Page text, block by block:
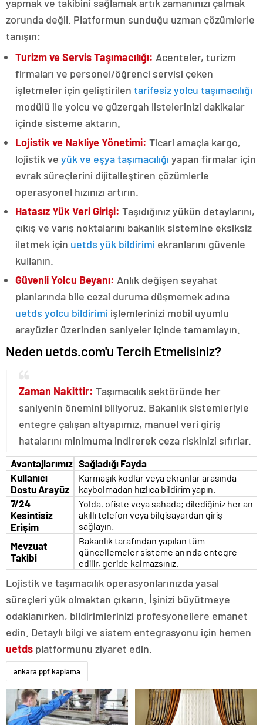
yapmak ve takibini sağlamak artık zamanınızı çalmak
zorunda değil. Platformun sunduğu uzman çözümlerle
tanışın:
Turizm ve Servis Taşımacılığı: Acenteler, turizm
firmaları ve personel/öğrenci servisi çeken
işletmeler için geliştirilen tarifesiz yolcu taşımacılığı
modülü ile yolcu ve güzergah listelerinizi dakikalar
içinde sisteme aktarın.
Lojistik ve Nakliye Yönetimi: Ticari amaçla kargo,
lojistik ve yük ve eşya taşımacılığı yapan firmalar için
evrak süreçlerini dijitalleştiren çözümlerle
operasyonel hızınızı artırın.
Hatasız Yük Veri Girişi: Taşıdığınız yükün detaylarını,
çıkış ve varış noktalarını bakanlık sistemine eksiksiz
iletmek için uetds yük bildirimi ekranlarını güvenle
kullanın.
Güvenli Yolcu Beyanı: Anlık değişen seyahat
planlarında bile cezai duruma düşmemek adına
uetds yolcu bildirimi işlemlerinizi mobil uyumlu
arayüzler üzerinden saniyeler içinde tamamlayın.
Neden uetds.com'u Tercih Etmelisiniz?
Zaman Nakittir: Taşımacılık sektöründe her
saniyenin önemini biliyoruz. Bakanlık sistemleriyle
entegre çalışan altyapımız, manuel veri giriş
hatalarını minimuma indirerek ceza riskinizi sıfırlar.
Avantajlarımız Sağladığı Fayda
Kullanıcı
Dostu Arayüz
Karmaşık kodlar veya ekranlar arasında
kaybolmadan hızlıca bildirim yapın.
7/24
Kesintisiz
Erişim
Yolda, ofiste veya sahada; dilediğiniz her an
akıllı telefon veya bilgisayardan giriş
sağlayın.
Mevzuat
Takibi
Bakanlık tarafından yapılan tüm
güncellemeler sisteme anında entegre
edilir, geride kalmazsınız.
Lojistik ve taşımacılık operasyonlarınızda yasal
süreçleri yük olmaktan çıkarın. İşinizi büyütmeye
odaklanırken, bildirimlerinizi profesyonellere emanet
edin. Detaylı bilgi ve sistem entegrasyonu için hemen
uetds platformunu ziyaret edin.
ankara ppf kaplama